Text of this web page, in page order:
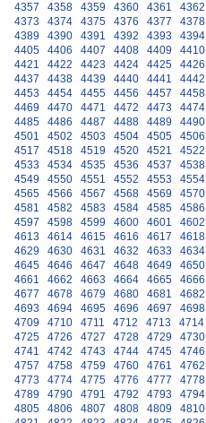
4357
4358 4359 4360 4361 4362
4373
4374 4375 4376 4377 4378
4389
4390 4391 4392 4393 4394
4405
4406 4407 4408 4409 4410
4421
4422 4423 4424 4425 4426
4437
4438 4439 4440 4441 4442
4453
4454 4455 4456 4457 4458
4469
4470 4471 4472 4473 4474
4485
4486 4487 4488 4489 4490
4501
4502 4503 4504 4505 4506
4517
4518 4519 4520 4521 4522
4533
4534 4535 4536 4537 4538
4549
4550 4551 4552 4553 4554
4565
4566 4567 4568 4569 4570
4581
4582 4583 4584 4585 4586
4597
4598 4599 4600 4601 4602
4613
4614 4615 4616 4617 4618
4629
4630 4631 4632 4633 4634
4645
4646 4647 4648 4649 4650
4661
4662 4663 4664 4665 4666
4677
4678 4679 4680 4681 4682
4693
4694 4695 4696 4697 4698
4709
4710 4711 4712 4713 4714
4725
4726 4727 4728 4729 4730
4741
4742 4743 4744 4745 4746
4757
4758 4759 4760 4761 4762
4773
4774 4775 4776 4777 4778
4789
4790 4791 4792 4793 4794
4805
4806 4807 4808 4809 4810